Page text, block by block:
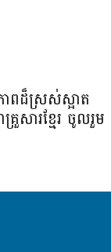
ាពដ៏ស្រស់ស្អាត​
សារខ្មែរ​ ចូលរួម